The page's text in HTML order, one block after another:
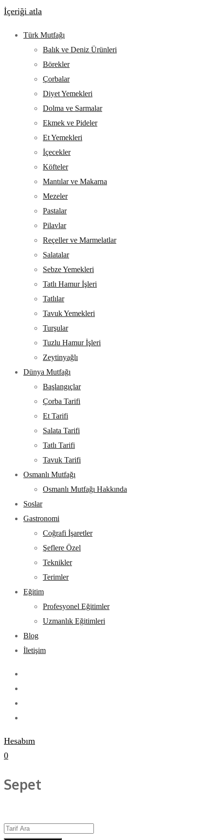
İçeriği atla
Türk Mutfağı
Balık ve Deniz Ürünleri
Börekler
Çorbalar
Diyet Yemekleri
Dolma ve Sarmalar
Ekmek ve Pideler
Et Yemekleri
İçecekler
Köfteler
Mantılar ve Makarna
Mezeler
Pastalar
Pilavlar
Reçeller ve Marmelatlar
Salatalar
Sebze Yemekleri
Tatlı Hamur İşleri
Tatlılar
Tavuk Yemekleri
Turşular
Tuzlu Hamur İşleri
Zeytinyağlı
Dünya Mutfağı
Başlangıçlar
Çorba Tarifi
Et Tarifi
Salata Tarifi
Tatlı Tarifi
Tavuk Tarifi
Osmanlı Mutfağı
Osmanlı Mutfağı Hakkında
Soslar
Gastronomi
Coğrafi İşaretler
Şeflere Özel
Teknikler
Terimler
Eğitim
Profesyonel Eğitimler
Uzmanlık Eğitimleri
Blog
İletişim
Hesabım
0
Sepet